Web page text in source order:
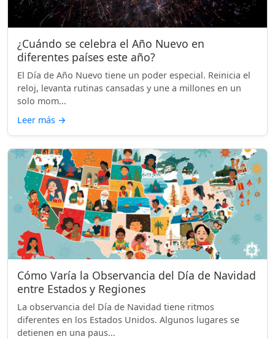
¿Cuándo se celebra el Año Nuevo en
diferentes países este año?
El Día de Año Nuevo tiene un poder especial. Reinicia el
reloj, levanta rutinas cansadas y une a millones en un
solo mom...
Leer más →
Cómo Varía la Observancia del Día de Navidad
entre Estados y Regiones
La observancia del Día de Navidad tiene ritmos
diferentes en los Estados Unidos. Algunos lugares se
detienen en una paus...